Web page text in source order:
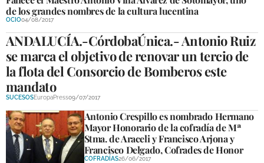
de los grandes nombres de la cultura lucentina
OCIO04/08/2017
ANDALUCÍA.-CórdobaÚnica.- Antonio Ruiz
se marca el objetivo de renovar un tercio de
la flota del Consorcio de Bomberos este
mandato
SUCESOSEuropaPress09/07/2017
Antonio Crespillo es nombrado Hermano
Mayor Honorario de la cofradía de Mª
Stma. de Araceli y Francisco Arjona y
Francisco Delgado, Cofrades de Honor
COFRADÍAS26/06/2017